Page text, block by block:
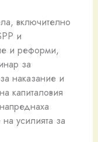
включително
и
и реформи,
за
наказание и
капиталовия
усилията за